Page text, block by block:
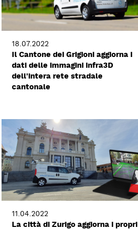
18.07.2022
Il Cantone dei Grigioni aggiorna i
dati delle immagini infra3D
dell'intera rete stradale
cantonale
11.04.2022
La città di Zurigo aggiorna i propri